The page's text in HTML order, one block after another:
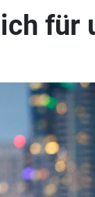
für